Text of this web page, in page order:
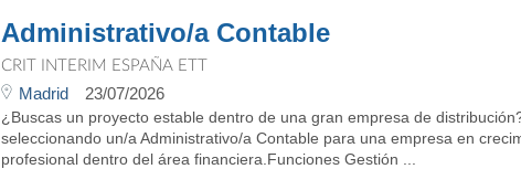
Administrativo/a Contable
CRIT INTERIM ESPAÑA ETT
Madrid 23/07/2026
¿Buscas un proyecto estable dentro de una gran empresa de
seleccionando un/a Administrativo/a Contable para una empresa en
profesional dentro del área financiera.Funciones Gestión ...